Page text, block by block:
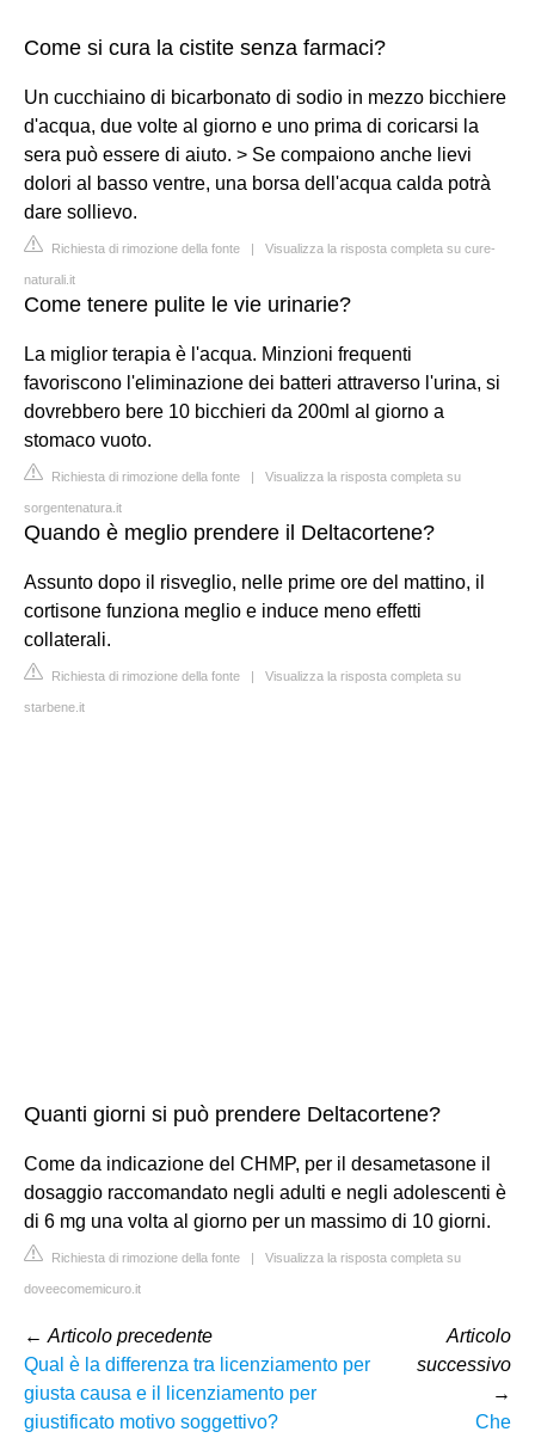
Come si cura la cistite senza farmaci?
Un cucchiaino di bicarbonato di sodio in mezzo bicchiere
d'acqua, due volte al giorno e uno prima di coricarsi la
sera può essere di aiuto. > Se compaiono anche lievi
dolori al basso ventre, una borsa dell'acqua calda potrà
dare sollievo.
Richiesta di rimozione della fonte | Visualizza la risposta completa su cure-
naturali.it
Come tenere pulite le vie urinarie?
La miglior terapia è l'acqua. Minzioni frequenti
favoriscono l'eliminazione dei batteri attraverso l'urina, si
dovrebbero bere 10 bicchieri da 200ml al giorno a
stomaco vuoto.
Richiesta di rimozione della fonte | Visualizza la risposta completa su
sorgentenatura.it
Quando è meglio prendere il Deltacortene?
Assunto dopo il risveglio, nelle prime ore del mattino, il
cortisone funziona meglio e induce meno effetti
collaterali.
Richiesta di rimozione della fonte | Visualizza la risposta completa su
starbene.it
Quanti giorni si può prendere Deltacortene?
Come da indicazione del CHMP, per il desametasone il
dosaggio raccomandato negli adulti e negli adolescenti è
di 6 mg una volta al giorno per un massimo di 10 giorni.
Richiesta di rimozione della fonte | Visualizza la risposta completa su
doveecomemicuro.it
← Articolo precedente
Qual è la differenza tra licenziamento per
giusta causa e il licenziamento per
giustificato motivo soggettivo?
Articolo
successivo
→
Che